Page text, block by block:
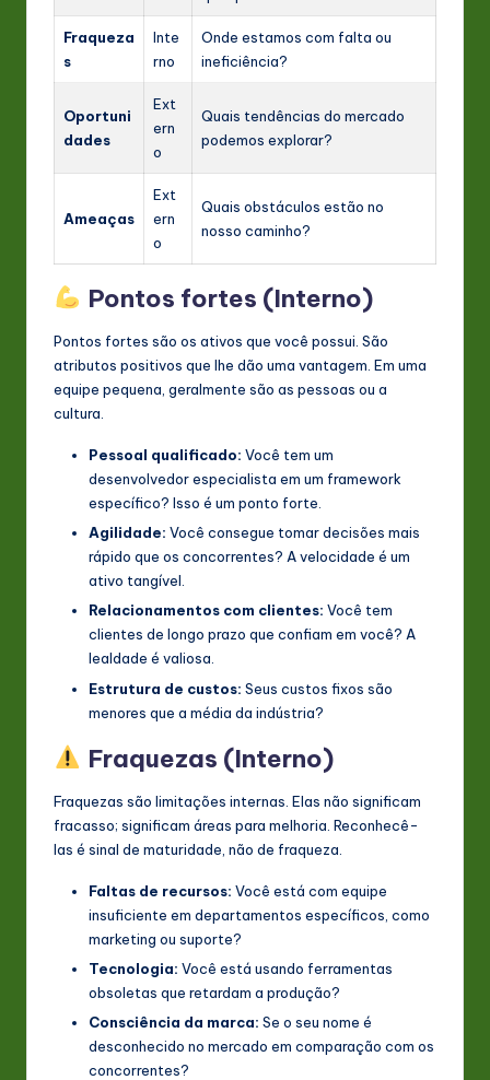
Fraqueza
s
Inte
rno
Onde estamos com falta ou
ineficiência?
Oportuni
dades
Ext
ern
o
Quais tendências do mercado
podemos explorar?
Ameaças
Ext
ern
o
Quais obstáculos estão no
nosso caminho?
Pontos fortes (Interno)
Pontos fortes são os ativos que você possui. São
atributos positivos que lhe dão uma vantagem. Em uma
equipe pequena, geralmente são as pessoas ou a
cultura.
Pessoal qualificado: Você tem um
desenvolvedor especialista em um framework
específico? Isso é um ponto forte.
Agilidade: Você consegue tomar decisões mais
rápido que os concorrentes? A velocidade é um
ativo tangível.
Relacionamentos com clientes: Você tem
clientes de longo prazo que confiam em você? A
lealdade é valiosa.
Estrutura de custos: Seus custos fixos são
menores que a média da indústria?
Fraquezas (Interno)
Fraquezas são limitações internas. Elas não significam
fracasso; significam áreas para melhoria. Reconhecê-
las é sinal de maturidade, não de fraqueza.
Faltas de recursos: Você está com equipe
insuficiente em departamentos específicos, como
marketing ou suporte?
Tecnologia: Você está usando ferramentas
obsoletas que retardam a produção?
Consciência da marca: Se o seu nome é
desconhecido no mercado em comparação com os
concorrentes?